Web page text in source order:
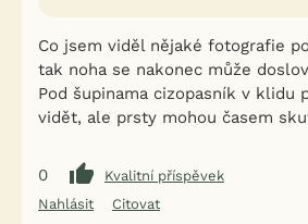
Co jsem viděl nějaké fotografie
tak noha se nakonec může
Pod šupinama cizopasník v klidu
vidět, ale prsty mohou časem
0
Kvalitní příspěvek
Nahlásit
Citovat